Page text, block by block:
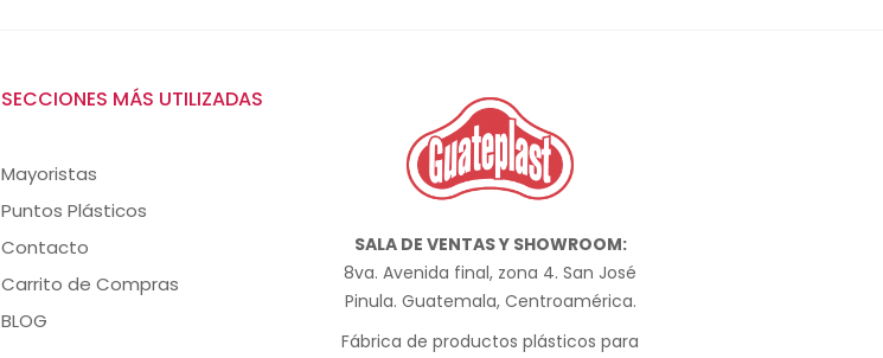
SECCIONES MÁS UTILIZADAS
Mayoristas
Puntos Plásticos
Contacto
Carrito de Compras
BLOG
SALA DE VENTAS Y SHOWROOM:
8va. Avenida final, zona 4. San José
Pinula. Guatemala, Centroamérica.
Fábrica de productos plásticos para